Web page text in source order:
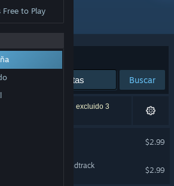
to Play
Buscar
la búsqueda. Se han excluido 3
$2.99
Trons Survivors Soundtrack
$2.99